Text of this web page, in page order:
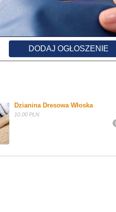
DODAJ OGŁOSZENIE
Dzianina Dresowa Włoska
10.00 PLN